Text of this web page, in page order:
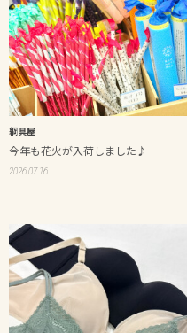
綱具屋
今年も花火が入荷しました♪
2026.07.16